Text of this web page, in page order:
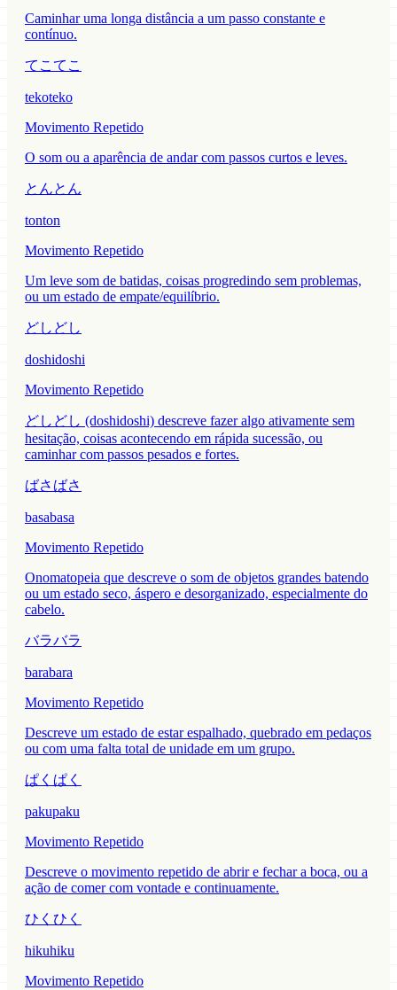
Caminhar uma longa distância a um passo constante e
contínuo.
てこてこ
tekoteko
Movimento Repetido
O som ou a aparência de andar com passos curtos e leves.
とんとん
tonton
Movimento Repetido
Um leve som de batidas, coisas progredindo sem problemas,
ou um estado de empate/equilíbrio.
どしどし
doshidoshi
Movimento Repetido
どしどし (doshidoshi) descreve fazer algo ativamente sem
hesitação, coisas acontecendo em rápida sucessão, ou
caminhar com passos pesados e fortes.
ばさばさ
basabasa
Movimento Repetido
Onomatopeia que descreve o som de objetos grandes batendo
ou um estado seco, áspero e desorganizado, especialmente do
cabelo.
バラバラ
barabara
Movimento Repetido
Descreve um estado de estar espalhado, quebrado em pedaços
ou com uma falta total de unidade em um grupo.
ぱくぱく
pakupaku
Movimento Repetido
Descreve o movimento repetido de abrir e fechar a boca, ou a
ação de comer com vontade e continuamente.
ひくひく
hikuhiku
Movimento Repetido